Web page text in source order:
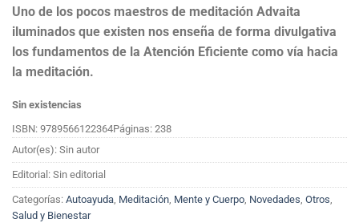
Uno de los pocos maestros de meditación Advaita
iluminados que existen nos enseña de forma divulgativa
los fundamentos de la Atención Eficiente como vía hacia
la meditación.
Sin existencias
ISBN: 9789566122364Páginas: 238
Autor(es): Sin autor
Editorial: Sin editorial
Categorías: Autoayuda, Meditación, Mente y Cuerpo, Novedades, Otros,
Salud y Bienestar